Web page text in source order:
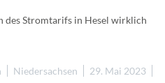
des Stromtarifs in Hesel wirklich
Niedersachsen 29. Mai 2023